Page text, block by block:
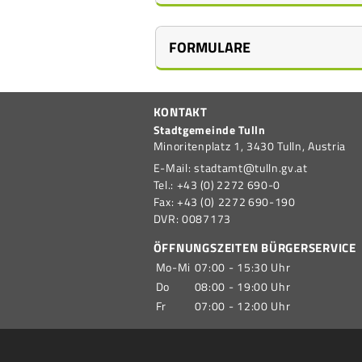
Verwaltung für
Gemeindeverbände und
Stiftungen
Bereitstellungsgebühr
Kommunalsteuer
FORMULARE
Anmeldung
Antrag auf Deckelung der
Antrag auf Deckelung der
Einverständniserklärung
Erklärung
Infoblatt
Kommunalsteuererklärung
Unterstützung für
KONTAKT
Stadtgemeinde Tulln
Minoritenplatz 1, 3430 Tulln, Austria
E-Mail: stadtamt@tulln.gv.at
Tel.: +43 (0) 2272 690-0
Fax: +43 (0) 2272 690-190
DVR: 0087173
ÖFFNUNGSZEITEN BÜRGERSERVICE
Mo-Mi 07:00 - 15:30 Uhr
Do
08:00 - 19:00 Uhr
Fr
07:00 - 12:00 Uhr